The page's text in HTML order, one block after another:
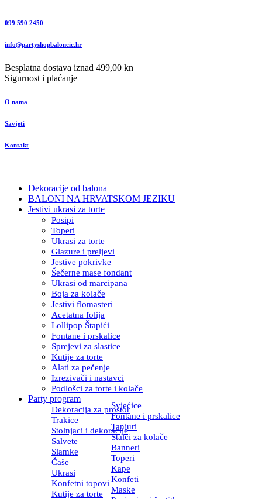
099 590 2450
info@partyshopbaloncic.hr
Besplatna dostava iznad 499,00 kn
Sigurnost i plaćanje
O nama
Savjeti
Kontakt
Dekoracije od balona
BALONI NA HRVATSKOM JEZIKU
Jestivi ukrasi za torte
Posipi
Toperi
Ukrasi za torte
Glazure i preljevi
Jestive pokrivke
Šečerne mase fondant
Ukrasi od marcipana
Boja za kolače
Jestivi flomasteri
Acetatna folija
Lollipop Štapići
Fontane i prskalice
Sprejevi za slastice
Kutije za torte
Alati za pečenje
Izrezivači i nastavci
Podlošci za torte i kolače
Party program
Dekoracija za prostor
Svjećice
Trakice
Fontane i prskalice
Stolnjaci i dekoracije
Tanjuri
Salvete
Stalci za kolače
Slamke
Banneri
Čaše
Toperi
Ukrasi
Kape
Konfetni topovi Konfeti
Kutije za torte
Maske